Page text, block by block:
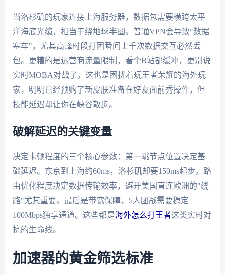
当洛杉矶的玩家连接上海服务器，数据包需要横跨太平
洋海底光缆，相当于绕地球半圈。普通VPN会导致"数据
塞车"，尤其高峰时段打团瞬间上千次数据交互必然丢
包。更糟的是运营商流量限制，看个B站都缓冲，更别说
实时MOBA对战了。这也是困扰着玩王者荣耀的海外玩
家，明明已经预购了新皮肤准备在好友面前秀操作，但
技能延迟却让你在峡谷散步。
破解延迟的关键变量
决定卡顿程度的三个核心参数：第一跳节点位置决定基
础延迟。东京到上海约60ms，洛杉矶却要150ms起步。路
由优化程度决定数据传输效率，避开美国直连欧洲的"绕
路"尤其重要。最后是带宽保障，5人团战需要稳定
100Mbps独享通道。这些都是海外怎么打王者这类实时对
抗的生命线。
加速器的黄金筛选标准